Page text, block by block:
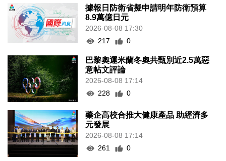
據報日防衛省擬申請明年防衛預算
8.9萬億日元
2026-08-08 17:30
217
0
巴黎奧運米蘭冬奧共甄別近2.5萬惡
意帖文評論
2026-08-08 17:14
228
0
藥企高校合推大健康產品 助經濟多
元發展
2026-08-08 17:14
261
0